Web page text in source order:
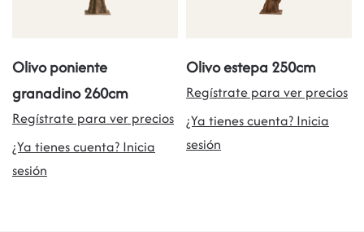
Olivo poniente
granadino 260cm
Regístrate para ver precios
¿Ya tienes cuenta? Inicia
sesión
Olivo estepa 250cm
Regístrate para ver precios
¿Ya tienes cuenta? Inicia
sesión